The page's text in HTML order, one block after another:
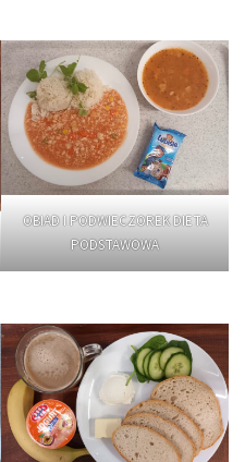
OBIAD I PODWIECZOREK DIETA
PODSTAWOWA